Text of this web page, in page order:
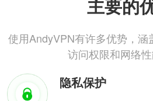
主要的
使用AndyVPN有许多优势，涵
访问权限和网络
隐私保护